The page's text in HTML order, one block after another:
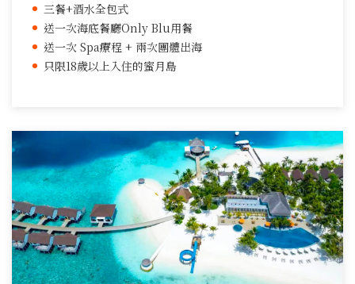
三餐+酒水全包式
送一次海底餐廳Only Blu用餐
送一次 Spa療程 + 兩次團體出海
只限18歲以上入住的蜜月島